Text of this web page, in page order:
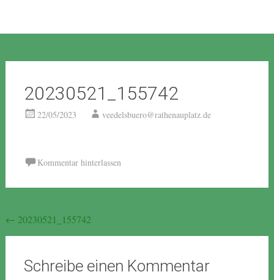
20230521_155742
22/05/2023 veedelsbuero@rathenauplatz.de
Kommentar hinterlassen
Beitragsnavigation
← 20230521_155742
Schreibe einen Kommentar